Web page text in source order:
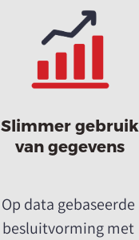
Slimmer gebruik
van gegevens
Op data gebaseerde
besluitvorming met